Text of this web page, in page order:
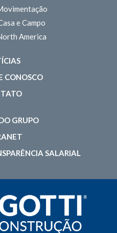
e Campo
America
CONOSCO
GRUPO
SALARIAL